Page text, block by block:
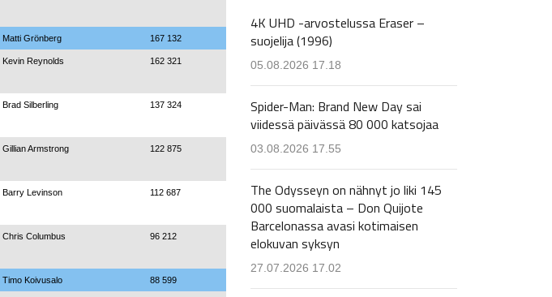
Matti Grönberg 167 132
Kevin Reynolds 162 321
Brad Silberling 137 324
Gillian Armstrong 122 875
Barry Levinson 112 687
Chris Columbus 96 212
Timo Koivusalo 88 599
4K UHD -arvostelussa Eraser –
suojelija (1996)
05.08.2026 17.18
Spider-Man: Brand New Day sai
viidessä päivässä 80 000 katsojaa
03.08.2026 17.55
The Odysseyn on nähnyt jo liki 145
000 suomalaista – Don Quijote
Barcelonassa avasi kotimaisen
elokuvan syksyn
27.07.2026 17.02